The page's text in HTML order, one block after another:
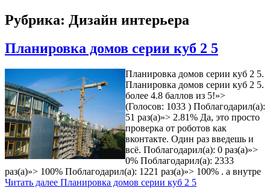
Рубрика: Дизайн интерьера
Планировка домов серии куб 2 5
Планировка домов серии куб 2 5.
Планировка домов серии куб 2 5.
более 4.8 баллов из 5!»>
(Голосов: 1033 ) Поблагодарил(а):
51 раз(а)»> 2.81% Да, это просто
проверка от роботов как
вконтакте. Один раз введешь и
всё. Поблагодарил(а): 0 раз(а)»>
0% Поблагодарил(а): 2333
раз(а)»> 100% Поблагодарил(а): 1221 раз(а)»> 100% . а внутре
Читать далее Планировка домов серии куб 2 5